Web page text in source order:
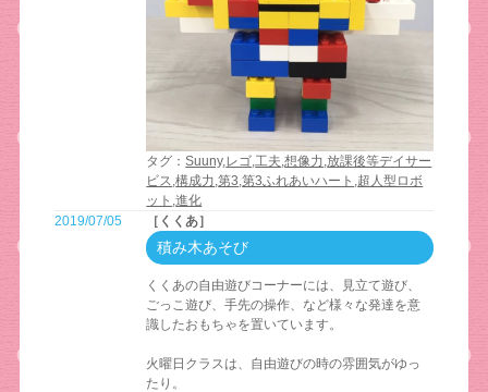
タグ：Suuny,レゴ,工夫,想像力,放課後等デイサー
ビス,構成力,第3,第3ふれあいハート ,超人型ロボ
ット ,進化
2019/07/05
［くくあ］
積み木あそび
くくあの自由遊びコーナーには、見立て遊び、
ごっこ遊び、手先の操作、など様々な発達を意
識したおもちゃを置いています。
火曜日クラスは、自由遊びの時の雰囲気がゆっ
たり。